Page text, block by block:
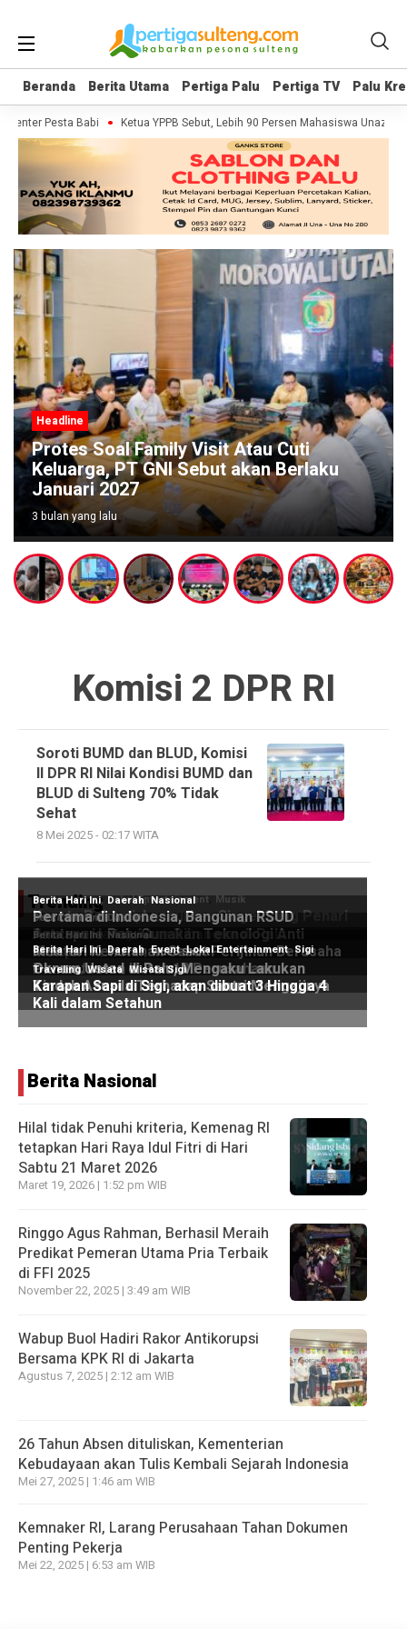
Beranda Berita Utama Pertiga Palu Pertiga TV Palu
Beranda Berita Utama Pertiga Palu Pertiga TV Palu
Pesta Babi Ketua YPPB Sebut, Lebih 90 Persen Mahasiswa
Headline
Protes Soal Family Visit Atau Cuti
Keluarga, PT GNI Sebut akan Berlaku
Januari 2027
3 bulan yang lalu
Komisi 2 DPR RI
Soroti BUMD dan BLUD, Komisi
II DPR RI Nilai Kondisi BUMD dan
BLUD di Sulteng 70% Tidak
Sehat
8 Mei 2025 - 02:17 WITA
Trending
Berita Nasional
Hilal tidak Penuhi kriteria, Kemenag RI
tetapkan Hari Raya Idul Fitri di Hari
Sabtu 21 Maret 2026
Maret 19, 2026 | 1:52 pm WIB
Ringgo Agus Rahman, Berhasil Meraih
Predikat Pemeran Utama Pria Terbaik
di FFI 2025
November 22, 2025 | 3:49 am WIB
Wabup Buol Hadiri Rakor Antikorupsi
Bersama KPK RI di Jakarta
Agustus 7, 2025 | 2:12 am WIB
26 Tahun Absen dituliskan, Kementerian
Kebudayaan akan Tulis Kembali Sejarah Indonesia
Mei 27, 2025 | 1:46 am WIB
Kemnaker RI, Larang Perusahaan Tahan Dokumen
Penting Pekerja
Mei 22, 2025 | 6:53 am WIB